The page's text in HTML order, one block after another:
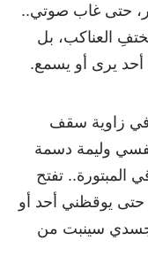
حتى غاب صوتي..
العناكب، بل
يرى أو يسمع.
في زاوية سقف
وليمة دسمة
المبتورة.. تفتح
حتى يوقظني أحد أو
جسدي سينبت من